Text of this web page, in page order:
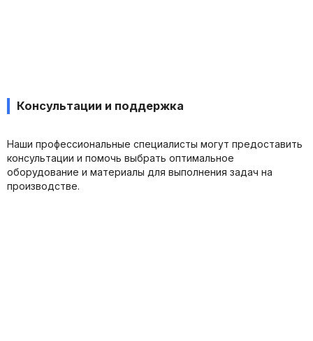
Консультации и поддержка
Наши профессиональные специалисты могут предоставить
консультации и помочь выбрать оптимальное
оборудование и материалы для выполнения задач на
производстве.